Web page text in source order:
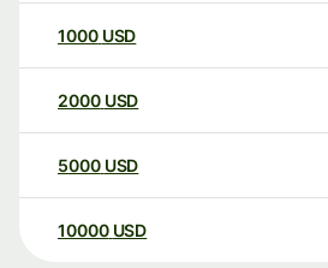
1000 USD
2000 USD
5000 USD
10000 USD